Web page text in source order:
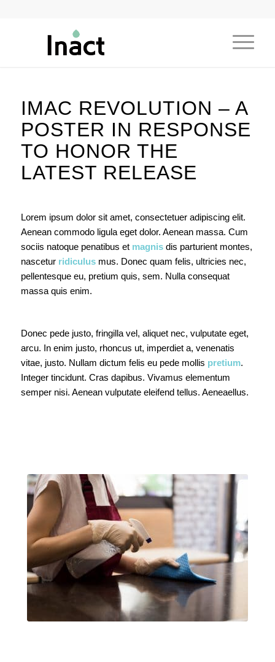
IMAC REVOLUTION – A
POSTER IN RESPONSE
TO HONOR THE
LATEST RELEASE
Lorem ipsum dolor sit amet, consectetuer adipiscing elit.
Aenean commodo ligula eget dolor. Aenean massa. Cum
sociis natoque penatibus et magnisdis parturient montes,
nascetur ridiculusmus. Donec quam felis, ultricies nec,
pellentesque eu, pretium quis, sem. Nulla consequat
massa quis enim.
Donec pede justo, fringilla vel, aliquet nec, vulputate eget,
arcu. In enim justo, rhoncus ut, imperdiet a, venenatis
vitae, justo. Nullam dictum felis eu pede mollis pretium.
Integer tincidunt. Cras dapibus. Vivamus elementum
semper nisi. Aenean vulputate eleifend tellus. Aeneaellus.